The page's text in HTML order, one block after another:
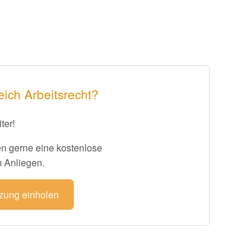
Arbeitsrecht?
gerne eine kostenlose
Anliegen.
einholen